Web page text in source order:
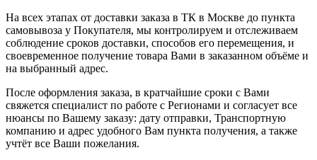
На всех этапах от доставки заказа в ТК в Москве до пункта
самовывоза у Покупателя, мы контролируем и отслеживаем
соблюдение сроков доставки, способов его перемещения, и
своевременное получение товара Вами в заказанном объёме и
на выбранный адрес.
После оформления заказа, в кратчайшие сроки с Вами
свяжется специалист по работе с Регионами и согласует все
нюансы по Вашему заказу: дату отправки, Транспортную
компанию и адрес удобного Вам пункта получения, а также
учтёт все Ваши пожелания.